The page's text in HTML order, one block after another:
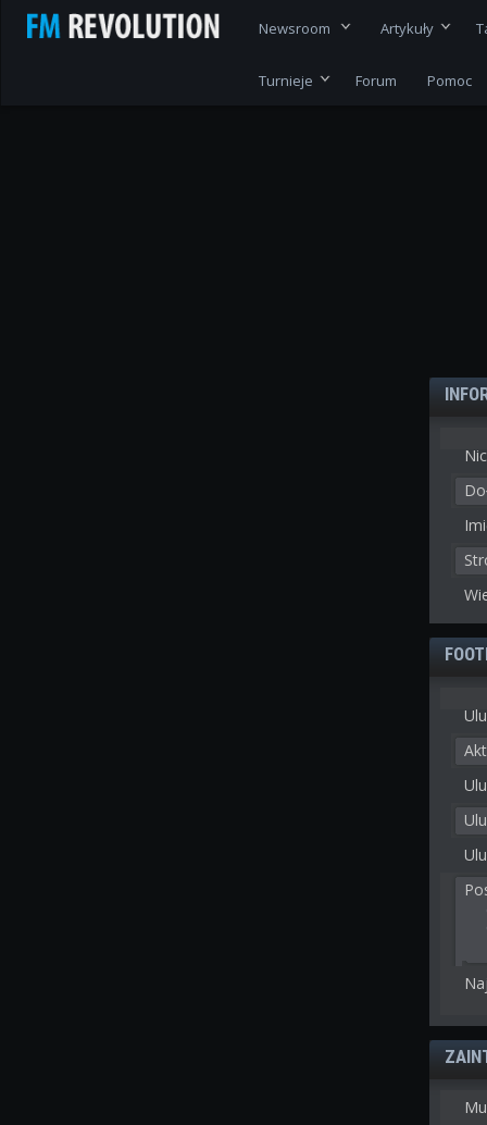
Newsroom Artykuły
Turnieje Forum Pomoc